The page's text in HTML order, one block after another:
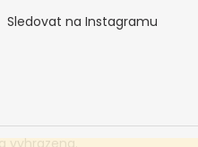
Sledovat na Instagramu